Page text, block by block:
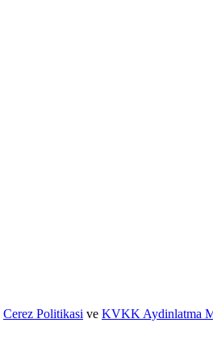
Cerez Politikasi ve KVKK Aydinlatma